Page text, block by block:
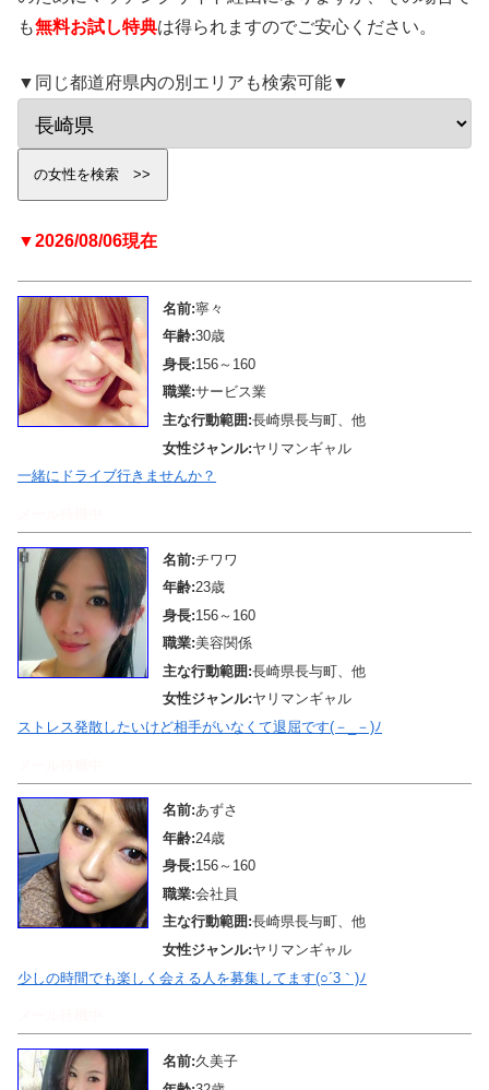
も無料お試し特典は得られますのでご安心ください。
▼同じ都道府県内の別エリアも検索可能▼
▼2026/08/06現在
名前:寧々
年齢:30歳
身長:156～160
職業:サービス業
主な行動範囲:長崎県長与町、他
女性ジャンル:ヤリマンギャル
一緒にドライブ行きませんか？
名前:チワワ
年齢:23歳
身長:156～160
職業:美容関係
主な行動範囲:長崎県長与町、他
女性ジャンル:ヤリマンギャル
ストレス発散したいけど相手がいなくて退屈です(－_－)ﾉ
名前:あずさ
年齢:24歳
身長:156～160
職業:会社員
主な行動範囲:長崎県長与町、他
女性ジャンル:ヤリマンギャル
少しの時間でも楽しく会える人を募集してます(○´3｀)ﾉ
名前:久美子